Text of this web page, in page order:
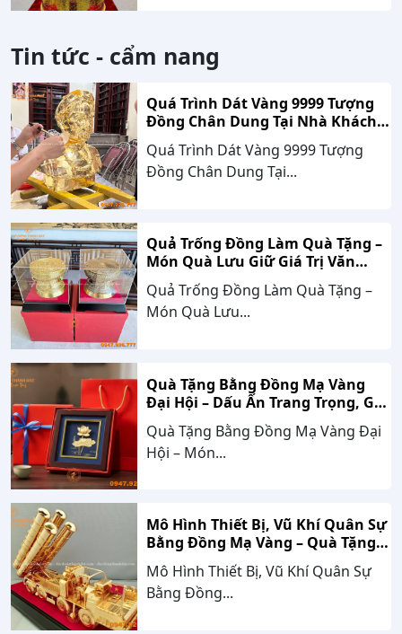
Tin tức - cẩm nang
Quá Trình Dát Vàng 9999 Tượng
Đồng Chân Dung Tại Nhà Khách
Hàng Nghệ An
Quá Trình Dát Vàng 9999 Tượng
Đồng Chân Dung Tại...
Quả Trống Đồng Làm Quà Tặng –
Món Quà Lưu Giữ Giá Trị Văn
Hóa, Gắn Kết Thành Công
Quả Trống Đồng Làm Quà Tặng –
Món Quà Lưu...
Quà Tặng Bằng Đồng Mạ Vàng
Đại Hội – Dấu Ấn Trang Trọng, Giá
Trị Bền Vững Theo Thời Gian
Quà Tặng Bằng Đồng Mạ Vàng Đại
Hội – Món...
Mô Hình Thiết Bị, Vũ Khí Quân Sự
Bằng Đồng Mạ Vàng – Quà Tặng
Cao Cấp Mang Dấu Ấn Sức Mạnh
Và Niềm Tự Hào Dân Tộc
Mô Hình Thiết Bị, Vũ Khí Quân Sự
Bằng Đồng...